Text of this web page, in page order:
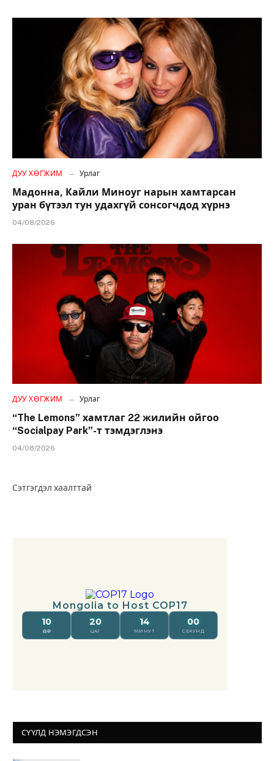
ДУУ ХӨГЖИМ Урлаг
Мадонна, Кайли Миноуг нарын хамтарсан
уран бүтээл тун удахгүй сонсогчдод хүрнэ
04/08/2026
ДУУ ХӨГЖИМ Урлаг
“The Lemons” хамтлаг 22 жилийн ойгоо
“Socialpay Park”-т тэмдэглэнэ
04/08/2026
Сэтгэгдэл хаалттай
СҮҮЛД НЭМЭГДСЭН